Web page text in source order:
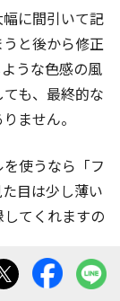
に間引いて記
と後から修正
うな色感の風
も、最終的な
ません。
使うなら「フ
目は少し薄い
てくれますの